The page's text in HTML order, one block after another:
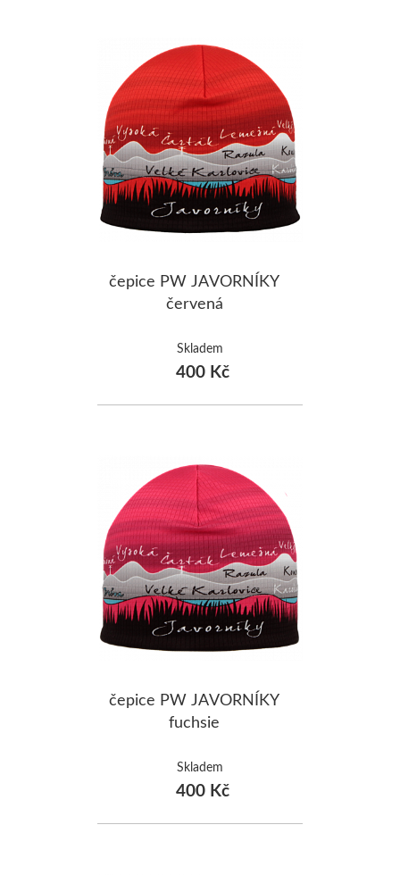
čepice PW JAVORNÍKY
červená
Skladem
400 Kč
čepice PW JAVORNÍKY
fuchsie
Skladem
400 Kč